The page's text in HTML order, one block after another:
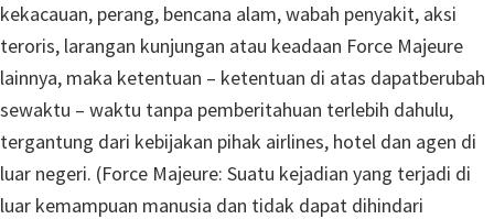
kekacauan, perang, bencana alam, wabah penyakit, aksi
teroris, larangan kunjungan atau keadaan Force Majeure
lainnya, maka ketentuan – ketentuan di atas dapatberubah
sewaktu – waktu tanpa pemberitahuan terlebih dahulu,
tergantung dari kebijakan pihak airlines, hotel dan agen di
luar negeri. (Force Majeure: Suatu kejadian yang terjadi di
luar kemampuan manusia dan tidak dapat dihindari